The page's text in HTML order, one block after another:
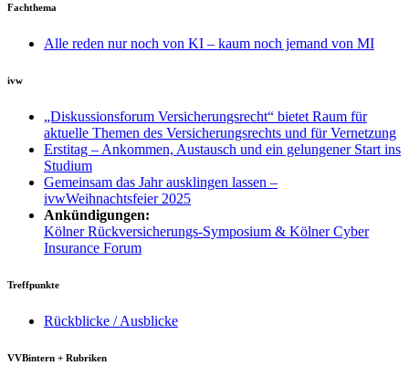
Fachthema
Alle reden nur noch von KI – kaum noch jemand von MI
ivw
„Diskussionsforum Versicherungsrecht“ bietet Raum für
aktuelle Themen des Versicherungsrechts und für Vernetzung
Erstitag – Ankommen, Austausch und ein gelungener Start ins
Studium
Gemeinsam das Jahr ausklingen lassen –
ivwWeihnachtsfeier 2025
Ankündigungen:
Kölner Rückversicherungs-Symposium & Kölner Cyber
Insurance Forum
Treffpunkte
Rückblicke / Ausblicke
VVBintern + Rubriken